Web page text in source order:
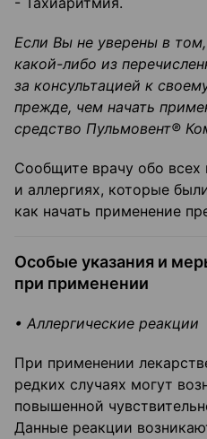
Если Вы не уверены в
какой-либо из
за консультацией к
прежде, чем начать
средство Пульмовент®
Сообщите врачу обо
и аллергиях, которые
как начать применение
Особые указания и
при применении
• Аллергические реакции
При применении
редких случаях могут
повышенной
Данные реакции